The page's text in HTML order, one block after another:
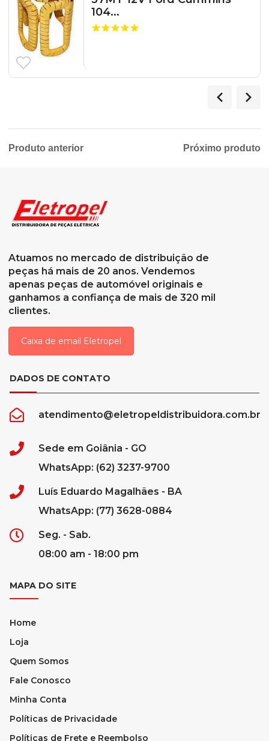
104...
Produto anterior Próximo produto
Atuamos no mercado de distribuição de
peças há mais de 20 anos. Vendemos
apenas peças de automóvel originais e
ganhamos a confiança de mais de 320 mil
clientes.
Caixa de email Eletropel
DADOS DE CONTATO
atendimento@eletropeldistribuidora.com.br
Sede em Goiânia - GO
WhatsApp: (62) 3237-9700
Luís Eduardo Magalhães - BA
WhatsApp: (77) 3628-0884
Seg. - Sab.
08:00 am - 18:00 pm
MAPA DO SITE
Home
Loja
Quem Somos
Fale Conosco
Minha Conta
Políticas de Privacidade
Políticas de Frete e Reembolso